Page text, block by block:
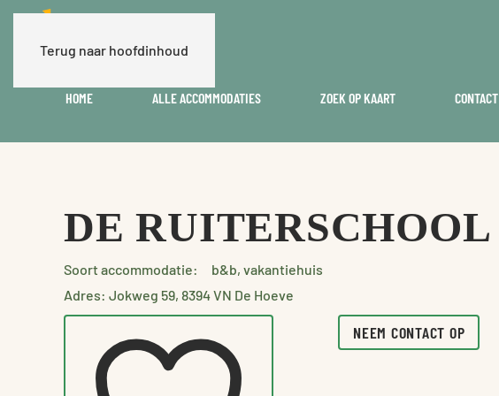
Terug naar hoofdinhoud
HOME ALLE ACCOMMODATIES ZOEK OP KAART CONTACT
DE RUITERSCHOOL
Soort accommodatie:
b&b, vakantiehuis
Adres: Jokweg 59, 8394 VN De Hoeve
NEEM CONTACT OP